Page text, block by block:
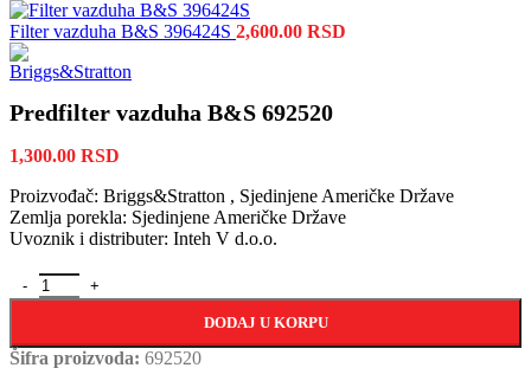
Filter vazduha B&S 396424S 2,600.00 RSD
Predfilter vazduha B&S 692520
1,300.00 RSD
Proizvođač: Briggs&Stratton , Sjedinjene Američke Države
Zemlja porekla: Sjedinjene Američke Države
Uvoznik i distributer: Inteh V d.o.o.
Predfilter vazduha B&S 692520 količina
DODAJ U KORPU
Šifra proizvoda: 692520